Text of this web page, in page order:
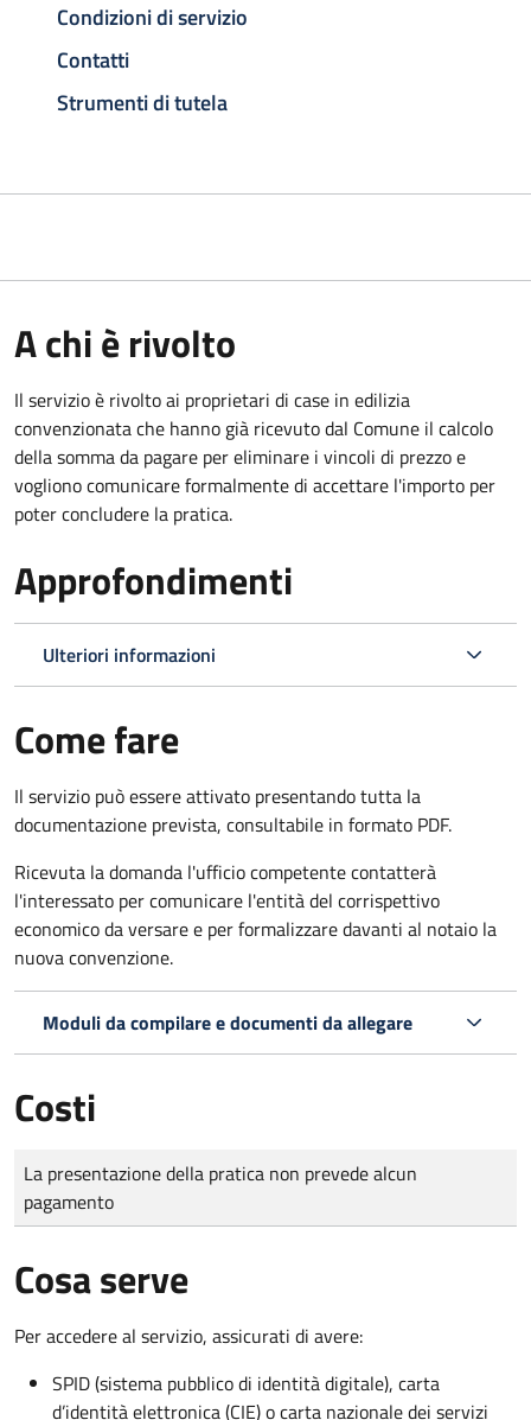
Condizioni di servizio
Contatti
Strumenti di tutela
A chi è rivolto
Il servizio è rivolto ai proprietari di case in edilizia
convenzionata che hanno già ricevuto dal Comune il calcolo
della somma da pagare per eliminare i vincoli di prezzo e
vogliono comunicare formalmente di accettare l'importo per
poter concludere la pratica.
Approfondimenti
Ulteriori informazioni
Come fare
Il servizio può essere attivato presentando tutta la
documentazione prevista, consultabile in formato PDF.
Ricevuta la domanda l'ufficio competente contatterà
l'interessato per comunicare l'entità del corrispettivo
economico da versare e per formalizzare davanti al notaio la
nuova convenzione.
Moduli da compilare e documenti da allegare
Costi
Tipo di pagamento
Importo
La presentazione della pratica non prevede alcun
pagamento
Cosa serve
Per accedere al servizio, assicurati di avere:
SPID (sistema pubblico di identità digitale), carta
d’identità elettronica (CIE) o carta nazionale dei servizi